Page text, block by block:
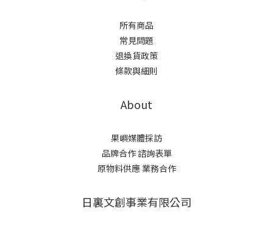
所有商品
常見問題
退換貨政策
條款與細則
About
果嶼媒體採訪
品牌合作 諮詢表單
原物料供應 業務合作
日裏文創事業有限公司